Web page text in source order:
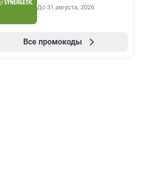
До 31 августа, 2026
Все промокоды